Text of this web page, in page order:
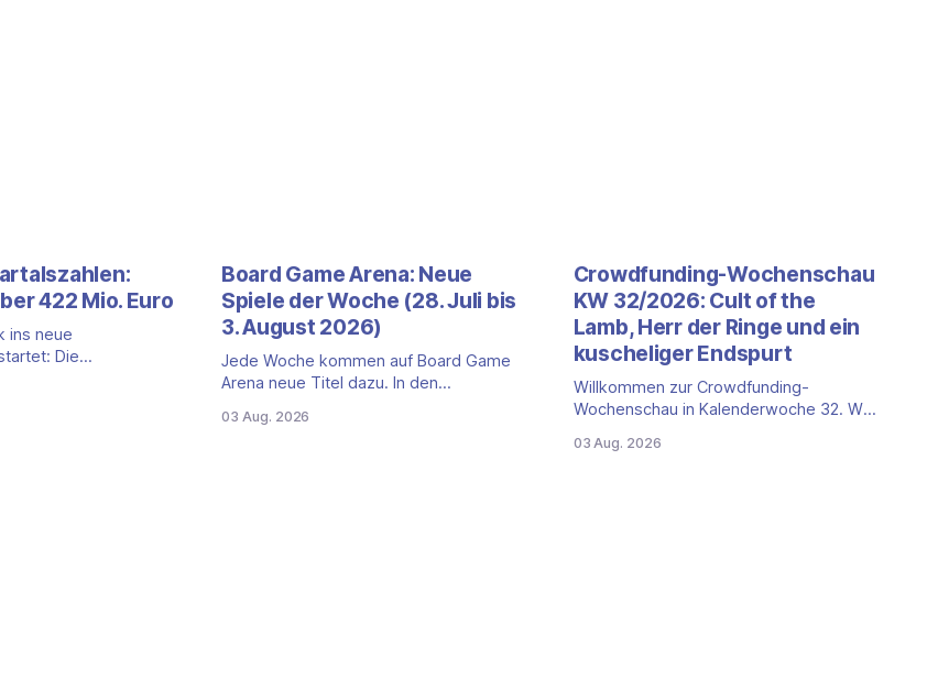
422 Mio. Euro
ins neue
Die
fallen deutlich aus —
Board Game Arena: Neue
Spiele der Woche (28. Juli bis
3. August 2026)
Jede Woche kommen auf Board Game
Arena neue Titel dazu. In den
Titel auf der Plattform gestartet: die
03 Aug. 2026
Crowdfunding-Wochenschau
KW 32/2026: Cult of the
Lamb, Herr der Ringe und ein
kuscheliger Endspurt
Willkommen zur Crowdfunding-
Wochenschau in Kalenderwoche 32. Wir
Gamefound, Kickstarter und in der
03 Aug. 2026